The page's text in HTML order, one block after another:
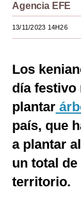
Moda
Estilos
Mundo
EEUU
México
España
Internacional
Tecnología
Agencia EFE
13/11/2023 14H26
Los
día festivo
plantar
país, que
a plantar
un total
territorio.